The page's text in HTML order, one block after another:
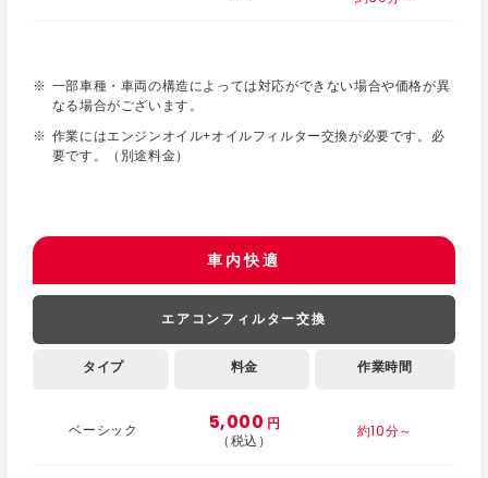
一部車種・車両の構造によっては対応ができない場合や価格が異
なる場合がございます。
作業にはエンジンオイル+オイルフィルター交換が必要です。必
要です。（別途料金）
車内快適
エアコンフィルター交換
タイプ 料金 作業時間
ベーシック 5,000 円
（税込）
約10分～